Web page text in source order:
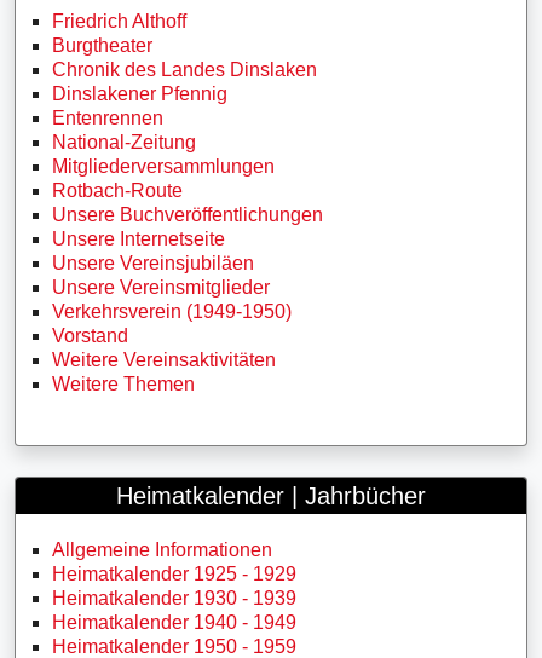
Friedrich Althoff
Burgtheater
Chronik des Landes Dinslaken
Dinslakener Pfennig
Entenrennen
National-Zeitung
Mitgliederversammlungen
Rotbach-Route
Unsere Buchveröffentlichungen
Unsere Internetseite
Unsere Vereinsjubiläen
Unsere Vereinsmitglieder
Verkehrsverein (1949-1950)
Vorstand
Weitere Vereinsaktivitäten
Weitere Themen
Heimatkalender | Jahrbücher
Allgemeine Informationen
Heimatkalender 1925 - 1929
Heimatkalender 1930 - 1939
Heimatkalender 1940 - 1949
Heimatkalender 1950 - 1959